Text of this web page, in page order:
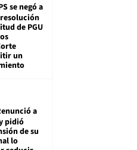
se negó a
de PGU
un
a
pidió
de su
lo